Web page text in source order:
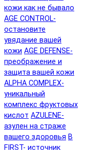
кожи как не бывало
AGE CONTROL-
остановите
увядание вашей
кожи AGE DEFENSE-
преображение и
защита вашей кожи
ALPHA COMPLEX-
уникальный
комплекс фруктовых
кислот AZULENE-
азулен на страже
вашего здоровья B
FIRST- источник